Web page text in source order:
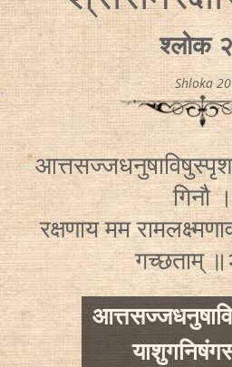
श्लोक
Shloka 20
गिनौ ।
रक्षणाय मम
गच्छताम्